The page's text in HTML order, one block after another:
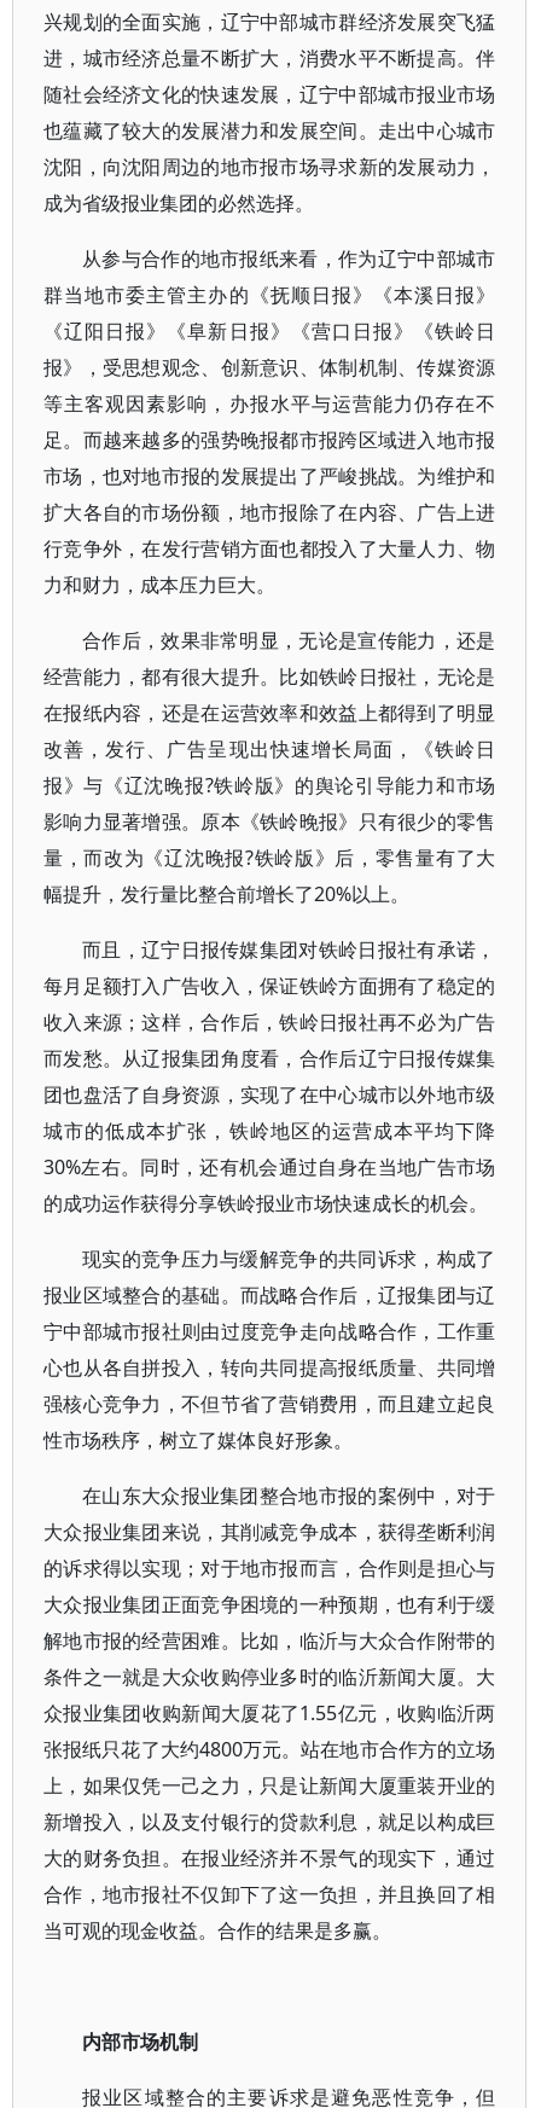
兴规划的全面实施，辽宁中部城市群经济发展突飞猛
进，城市经济总量不断扩大，消费水平不断提高。伴
随社会经济文化的快速发展，辽宁中部城市报业市场
也蕴藏了较大的发展潜力和发展空间。走出中心城市
沈阳，向沈阳周边的地市报市场寻求新的发展动力，
成为省级报业集团的必然选择。
从参与合作的地市报纸来看，作为辽宁中部城市
群当地市委主管主办的《抚顺日报》《本溪日报》
《辽阳日报》《阜新日报》《营口日报》《铁岭日
报》，受思想观念、创新意识、体制机制、传媒资源
等主客观因素影响，办报水平与运营能力仍存在不
足。而越来越多的强势晚报都市报跨区域进入地市报
市场，也对地市报的发展提出了严峻挑战。为维护和
扩大各自的市场份额，地市报除了在内容、广告上进
行竞争外，在发行营销方面也都投入了大量人力、物
力和财力，成本压力巨大。
合作后，效果非常明显，无论是宣传能力，还是
经营能力，都有很大提升。比如铁岭日报社，无论是
在报纸内容，还是在运营效率和效益上都得到了明显
改善，发行、广告呈现出快速增长局面，《铁岭日
报》与《辽沈晚报?铁岭版》的舆论引导能力和市场
影响力显著增强。原本《铁岭晚报》只有很少的零售
量，而改为《辽沈晚报?铁岭版》后，零售量有了大
幅提升，发行量比整合前增长了20%以上。
而且，辽宁日报传媒集团对铁岭日报社有承诺，
每月足额打入广告收入，保证铁岭方面拥有了稳定的
收入来源；这样，合作后，铁岭日报社再不必为广告
而发愁。从辽报集团角度看，合作后辽宁日报传媒集
团也盘活了自身资源，实现了在中心城市以外地市级
城市的低成本扩张，铁岭地区的运营成本平均下降
30%左右。同时，还有机会通过自身在当地广告市场
的成功运作获得分享铁岭报业市场快速成长的机会。
现实的竞争压力与缓解竞争的共同诉求，构成了
报业区域整合的基础。而战略合作后，辽报集团与辽
宁中部城市报社则由过度竞争走向战略合作，工作重
心也从各自拼投入，转向共同提高报纸质量、共同增
强核心竞争力，不但节省了营销费用，而且建立起良
性市场秩序，树立了媒体良好形象。
在山东大众报业集团整合地市报的案例中，对于
大众报业集团来说，其削减竞争成本，获得垄断利润
的诉求得以实现；对于地市报而言，合作则是担心与
大众报业集团正面竞争困境的一种预期，也有利于缓
解地市报的经营困难。比如，临沂与大众合作附带的
条件之一就是大众收购停业多时的临沂新闻大厦。大
众报业集团收购新闻大厦花了1.55亿元，收购临沂两
张报纸只花了大约4800万元。站在地市合作方的立场
上，如果仅凭一己之力，只是让新闻大厦重装开业的
新增投入，以及支付银行的贷款利息，就足以构成巨
大的财务负担。在报业经济并不景气的现实下，通过
合作，地市报社不仅卸下了这一负担，并且换回了相
当可观的现金收益。合作的结果是多赢。
内部市场机制
报业区域整合的主要诉求是避免恶性竞争，但